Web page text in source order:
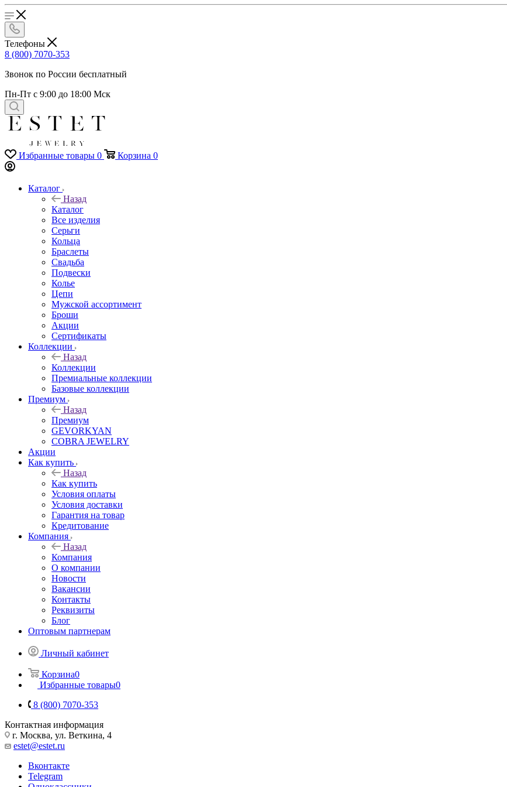
Телефоны
8 (800) 7070-353
Звонок по России бесплатный
Пн-Пт с 9:00 до 18:00 Мск
Избранные товары 0 Корзина 0
Каталог
Назад
Каталог
Все изделия
Серьги
Кольца
Браслеты
Свадьба
Подвески
Колье
Цепи
Мужской ассортимент
Броши
Акции
Сертификаты
Коллекции
Назад
Коллекции
Премиальные коллекции
Базовые коллекции
Премиум
Назад
Премиум
GEVORKYAN
COBRA JEWELRY
Акции
Как купить
Назад
Как купить
Условия оплаты
Условия доставки
Гарантия на товар
Кредитование
Компания
Назад
Компания
О компании
Новости
Вакансии
Контакты
Реквизиты
Блог
Оптовым партнерам
Личный кабинет
Корзина0
Избранные товары0
8 (800) 7070-353
Контактная информация
г. Москва, ул. Веткина, 4
estet@estet.ru
Вконтакте
Telegram